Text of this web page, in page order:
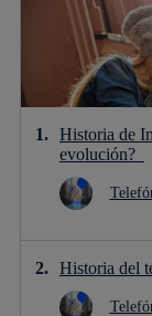
Historia de
evolución?
Historia del